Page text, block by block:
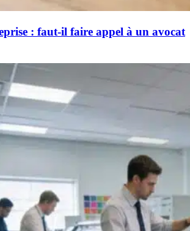
: faut-il faire appel à un avocat